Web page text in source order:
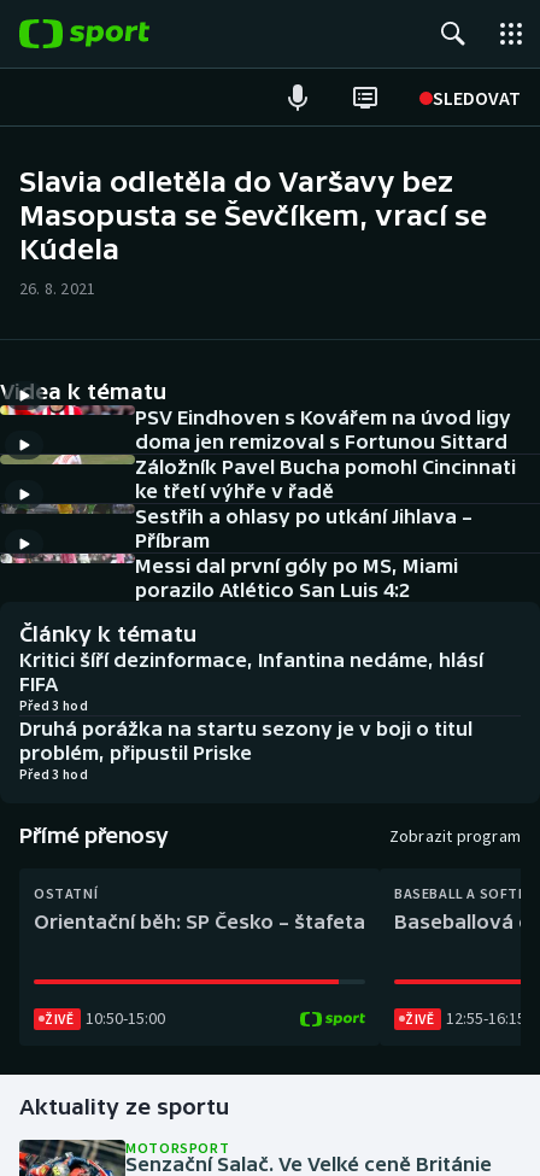
SLEDOVAT
Hokej
Cyklistika
DALŠÍ SPORTY
Americký fotbal
Baseball a softbal
Biatlon
Boby a skeleton
Curling
Dostihy
Futsal
Golf
Gymnastika
NEPŘEHLÉDNĚTE
Soutěže
Aplikace ČT sport
AZ kvíz
Slavia odletěla do Varšavy bez
Masopusta se Ševčíkem, vrací se
Kúdela
26. 8. 2021
Videa k tématu
PSV Eindhoven s Kovářem na úvod ligy
doma jen remizoval s Fortunou Sittard
Záložník Pavel Bucha pomohl Cincinnati
ke třetí výhře v řadě
Sestřih a ohlasy po utkání Jihlava –
Příbram
Messi dal první góly po MS, Miami
porazilo Atlético San Luis 4:2
Články k tématu
Kritici šíří dezinformace, Infantina nedáme, hlásí
FIFA
Před 3 hod
Druhá porážka na startu sezony je v boji o titul
problém, připustil Priske
Před 3 hod
Přímé přenosy Zobrazit program
OSTATNÍ
Orientační běh: SP Česko – štafeta
ŽIVĚ 10:50-15:00
BASEBALL A
Baseballová
ŽIVĚ 12:55-16:15
Aktuality ze sportu
MOTORSPORT
Senzační Salač. Ve Velké ceně Británie